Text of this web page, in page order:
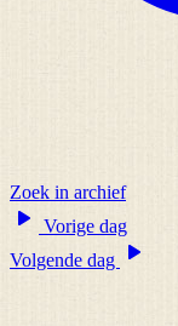
Zoek in archief
Vorige dag
Volgende dag